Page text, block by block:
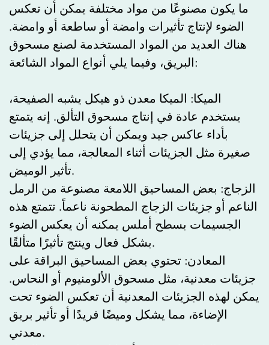
ما يكون مصنوعًا من مواد مختلفة يمكن أن تعكس
الضوء لإنتاج تأثيرات وامضة أو ساطعة أو وامضة.
هناك العديد من المواد المستخدمة لصنع مسحوق
البريق، وفيما يلي أنواع المواد الشائعة:
الميكا: الميكا معدن ذو هيكل يشبه الصفيحة،
يستخدم عادة في إنتاج مسحوق التألق. إنه يتمتع
بأداء عاكس جيد ويمكن أن يتحلل إلى جزيئات
صغيرة مثل الجزيئات أثناء المعالجة، مما يؤدي إلى
تأثير الوميض.
الزجاج: بعض المساحيق اللامعة مصنوعة من الرمل
الناعم أو جزيئات الزجاج المطحونة ناعماً. تتمتع هذه
الجسيمات بسطح أملس يمكنه أن يعكس الضوء
بشكل فعال وينتج تأثيرًا متألقًا.
المعادن: تحتوي بعض المساحيق البراقة على
جزيئات معدنية، مثل مسحوق الألومنيوم أو النحاس.
يمكن لهذه الجزيئات المعدنية أن تعكس الضوء تحت
الإضاءة، مما يشكل وميضًا فريدًا أو تأثير بريق
معدني.